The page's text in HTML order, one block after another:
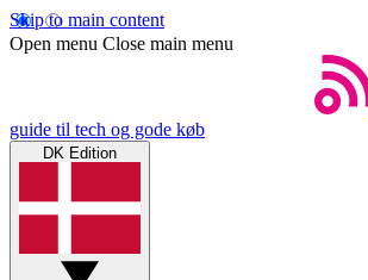
Skip to main content
Open menu Close main menu
guide til tech og gode køb
DK Edition